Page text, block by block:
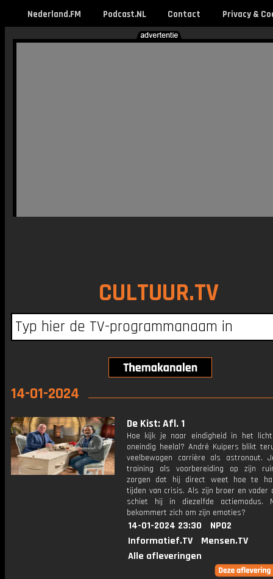
Nederland.FM Podcast.NL Contact Privacy &
CULTUUR.TV
14-01-2024
De Kist: Afl. 1
Hoe kijk je naar eindigheid in het
oneindig heelal? André Kuipers blikt
veelbewogen carrière als astronaut.
training als voorbereiding op zijn
zorgen dat hij direct weet hoe te
tijden van crisis. Als zijn broer en vader
schiet hij in diezelfde actiemodus.
bekommert zich om zijn emoties?
14-01-2024 23:30
NPO2
Informatief.TV
Mensen.TV
Alle afleveringen